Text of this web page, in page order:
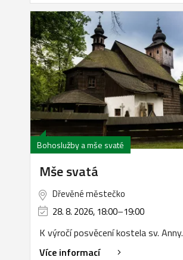
Bohoslužby a mše svaté
Mše svatá
Dřevěné městečko
28. 8. 2026, 18:00–19:00
K výročí posvěcení kostela sv. Anny.
Více informací